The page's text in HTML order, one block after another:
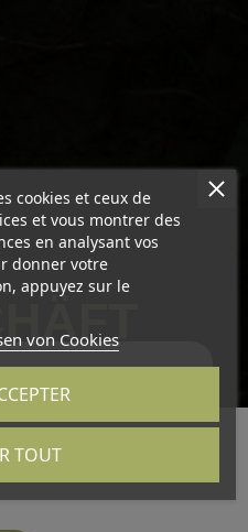
cookies et ceux de
et vous montrer des
en analysant vos
donner votre
appuyez sur le
von Cookies
TOUT